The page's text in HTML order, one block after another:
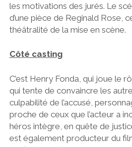
les motivations des jurés. Le
d’une pièce de Reginald Rose,
théâtralité de la mise en scène.
Côté casting
C’est Henry Fonda, qui joue le
qui tente de convaincre les
culpabilité de l’accusé,
proche de ceux que l’acteur a
héros intègre, en quête de
est également producteur du